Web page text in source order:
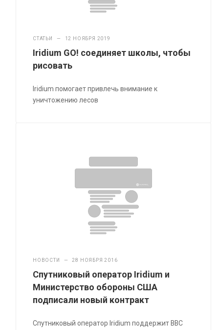
СТАТЬИ — 12 НОЯБРЯ 2019
Iridium GO! соединяет школы, чтобы
рисовать
Iridium помогает привлечь внимание к
уничтожению лесов
НОВОСТИ — 28 НОЯБРЯ 2016
Спутниковый оператор Iridium и
Министерство обороны США
подписали новый контракт
Спутниковый оператор Iridium поддержит ВВС